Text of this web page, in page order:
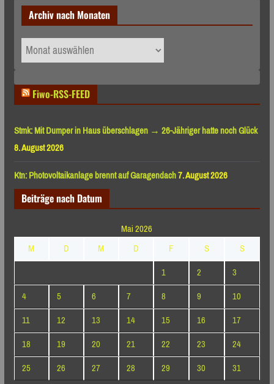
Archiv nach Monaten
Archiv
nach
Fiwo-RSS-FEED
Stmk: Mit Dumper in Haus überschlagen → 26-Jähriger hatte noch Glück
8. August 2026
Ktn: Photovoltaikanlage brennt auf Garagendach7. August 2026
Beiträge nach Datum
Mai 2026
M
D M D F S
S
1
2
3
4
5 6 7 8 9
10
11
12 13 14 15 16
17
18
19 20 21 22 23
24
25
26 27 28 29 30 31